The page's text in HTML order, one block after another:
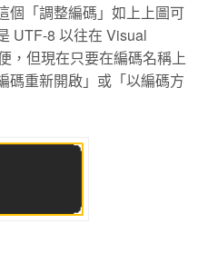
個「調整編碼」如上上圖可
UTF-8 以往在 Visual
，但現在只要在編碼名稱上
碼重新開啟」或「以編碼方